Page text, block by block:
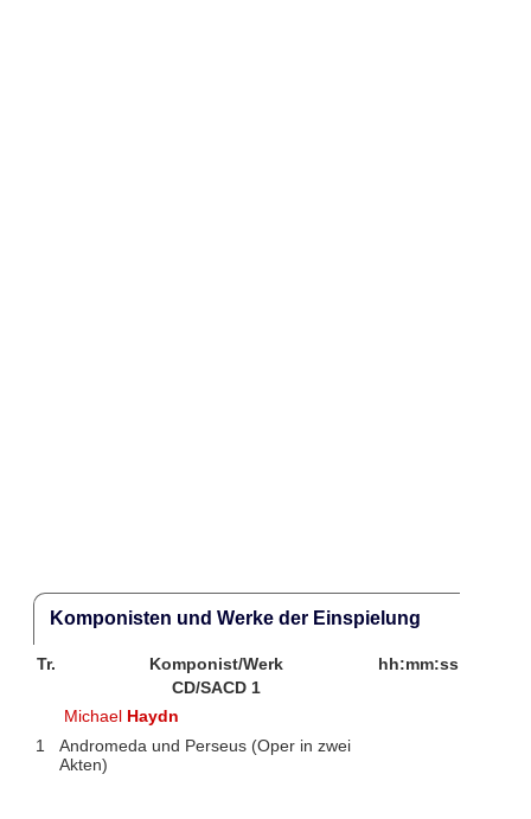
Komponisten und Werke der Einspielung
Tr. Komponist/Werk
hh:mm:ss
CD/SACD 1
Michael Haydn
1
Andromeda und Perseus (Oper in zwei
Akten)